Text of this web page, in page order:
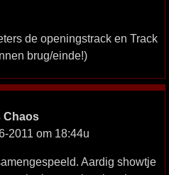
de openingstrack en Track
brug/einde!)
Chaos
2011 om 18:44u
Aardig showtje